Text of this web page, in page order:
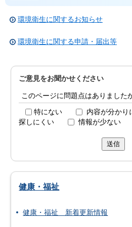
環境衛生に関するお知らせ
環境衛生に関する申請・届出等
ご意見をお聞かせください
このページに問題点はありました
特にない 内容が分かり
探しにくい
情報が少ない
送信
健康・福祉
健康・福祉 新着更新情報